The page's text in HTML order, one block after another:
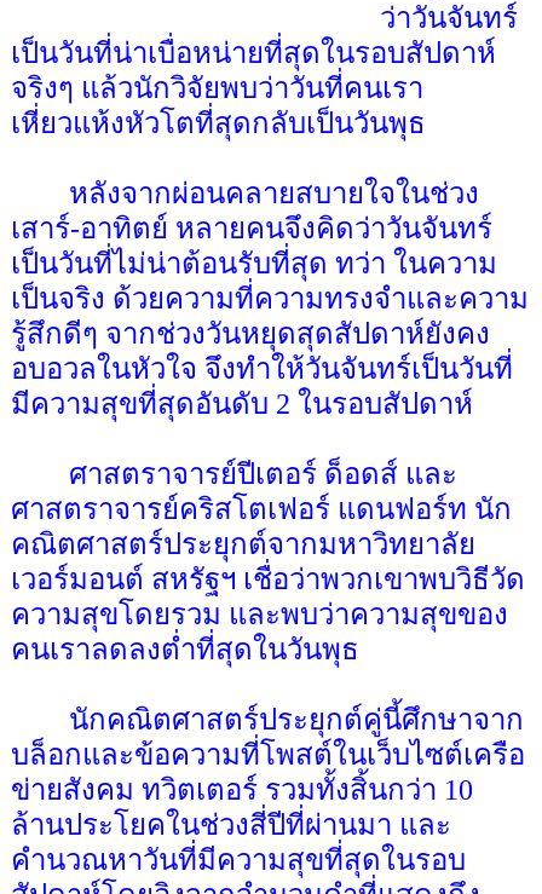
ว่าวันจันทร์
เป็นวันที่น่าเบื่อหน่ายที่สุดในรอบสัปดาห์
จริงๆ แล้วนักวิจัยพบว่าวันที่คนเรา
เหี่ยวแห้งหัวโตที่สุดกลับเป็นวันพุธ
หลังจากผ่อนคลายสบายใจในช่วง
เสาร์-อาทิตย์ หลายคนจึงคิดว่าวันจันทร์
เป็นวันที่ไม่น่าต้อนรับที่สุด ทว่า ในความ
เป็นจริง ด้วยความที่ความทรงจำและความ
รู้สึกดีๆ จากช่วงวันหยุดสุดสัปดาห์ยังคง
อบอวลในหัวใจ จึงทำให้วันจันทร์เป็นวันที่
มีความสุขที่สุดอันดับ 2 ในรอบสัปดาห์
ศาสตราจารย์ปีเตอร์ ด็อดส์ และ
ศาสตราจารย์คริสโตเฟอร์ แดนฟอร์ท นัก
คณิตศาสตร์ประยุกต์จากมหาวิทยาลัย
เวอร์มอนต์ สหรัฐฯ เชื่อว่าพวกเขาพบวิธีวัด
ความสุขโดยรวม และพบว่าความสุขของ
คนเราลดลงต่ำที่สุดในวันพุธ
นักคณิตศาสตร์ประยุกต์คู่นี้ศึกษาจาก
บล็อกและข้อความที่โพสต์ในเว็บไซต์เครือ
ข่ายสังคม ทวิตเตอร์ รวมทั้งสิ้นกว่า 10
ล้านประโยคในช่วงสี่ปีที่ผ่านมา และ
คำนวณหาวันที่มีความสุขที่สุดในรอบ